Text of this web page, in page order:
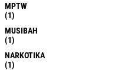
MPTW
(1)
MUSIBAH
(1)
NARKOTIKA
(1)